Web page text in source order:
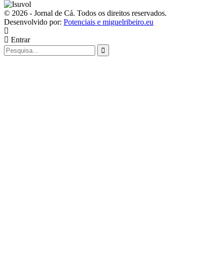
© 2026 - Jornal de Cá. Todos os direitos reservados.
Desenvolvido por: Potenciais e miguelribeiro.eu
Entrar